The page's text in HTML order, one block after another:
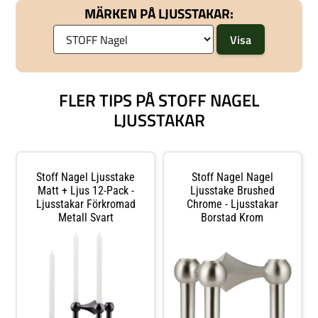
av Werner Stoff.- Tysk design som
aldrig går ur tiden.- Från serien
Nagel.- Set med tre ljusstakar.-
Passar med 13 mm ljus.-
Ljusstaken finns i olika färger.-
Royal Design.
Stoff - Tysk design som aldrig går
ur tiden.- Ljusstaken finns i olika
färger.- Formgivning av Werner
Stoff.- Tillverkad i Kina.- Från
serien Nagel.- Passar med 13 mm
MÄRKEN PÅ LJUSSTAKAR:
FLER TIPS PÅ STOFF NAGEL
LJUSSTAKAR
Stoff Nagel Ljusstake
Matt + Ljus 12-Pack -
Ljusstakar Förkromad
Metall Svart
Stoff Nagel Nagel
Ljusstake Brushed
Chrome - Ljusstakar
Borstad Krom